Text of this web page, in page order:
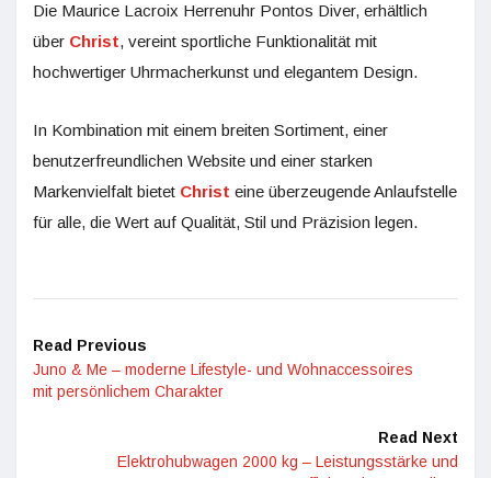
Die Maurice Lacroix Herrenuhr Pontos Diver, erhältlich
über Christ, vereint sportliche Funktionalität mit
hochwertiger Uhrmacherkunst und elegantem Design.
In Kombination mit einem breiten Sortiment, einer
benutzerfreundlichen Website und einer starken
Markenvielfalt bietet Christ eine überzeugende Anlaufstelle
für alle, die Wert auf Qualität, Stil und Präzision legen.
Read Previous
Juno & Me – moderne Lifestyle- und Wohnaccessoires
mit persönlichem Charakter
Read Next
Elektrohubwagen 2000 kg – Leistungsstärke und